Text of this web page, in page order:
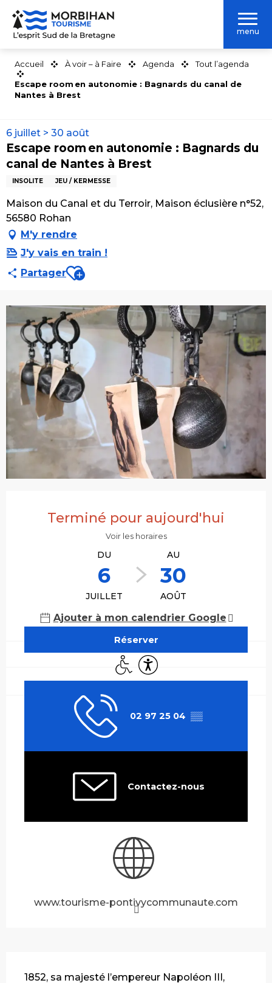
Aller
contenu
menu
Accueil À voir – à Faire Agenda Tout l’agenda
Escape room en autonomie : Bagnards du canal de
Nantes à Brest
6 juillet > 30 août
Escape room en autonomie : Bagnards du
canal de Nantes à Brest
INSOLITE JEU / KERMESSE
Maison du Canal et du Terroir, Maison éclusière n°52,
56580 Rohan
M'y rendre
J'y vais en train !
PartagerAjouter aux favoris
Terminé pour aujourd'hui
Voir les horaires
DU
6
JUILLET
AU
30
AOÛT
Ajouter à mon calendrier Google
Réserver
Accès handicapés
Accessibilité
02 97 25 04 ▒▒
Contactez-nous
www.tourisme-pontivycommunaute.com
1852, sa majesté l’empereur Napoléon III,